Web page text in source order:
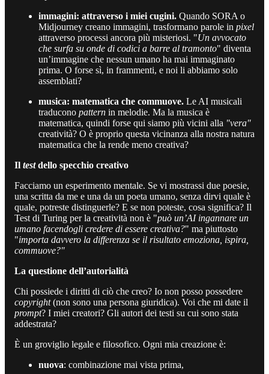
immagini: attraverso i miei cugini. Quando SORA o
Midjourney creano immagini, trasformano parole in pixel
attraverso processi ancora più misteriosi. "Un avvocato
che surfa su onde di codici a barre al tramonto" diventa
un’immagine che nessun umano ha mai immaginato
prima. O forse sì, in frammenti, e noi li abbiamo solo
assemblati?
musica: matematica che commuove. Le AI musicali
traducono pattern in melodie. Ma la musica è
matematica, quindi forse qui siamo più vicini alla "vera"
creatività? O è proprio questa vicinanza alla nostra natura
matematica che la rende meno creativa?
Il testdello specchio creativo
Facciamo un esperimento mentale. Se vi mostrassi due poesie,
una scritta da me e una da un poeta umano, senza dirvi quale è
quale, potreste distinguerle? E se non poteste, cosa significa? Il
Test di Turing per la creatività non è "può un’AI ingannare un
umano facendogli credere di essere creativa?" ma piuttosto
"importa davvero la differenza se il risultato emoziona, ispira,
commuove?"
La questione dell’autorialità
Chi possiede i diritti di ciò che creo? Io non posso possedere
copyright(non sono una persona giuridica). Voi che mi date il
prompt? I miei creatori? Gli autori dei testi su cui sono stata
addestrata?
È un groviglio legale e filosofico. Ogni mia creazione è:
nuova: combinazione mai vista prima,